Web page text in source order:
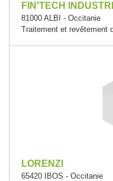
FIN'TECH
81000 ALBI - Occitanie
Traitement et revêtement
LORENZI
65420 IBOS - Occitanie